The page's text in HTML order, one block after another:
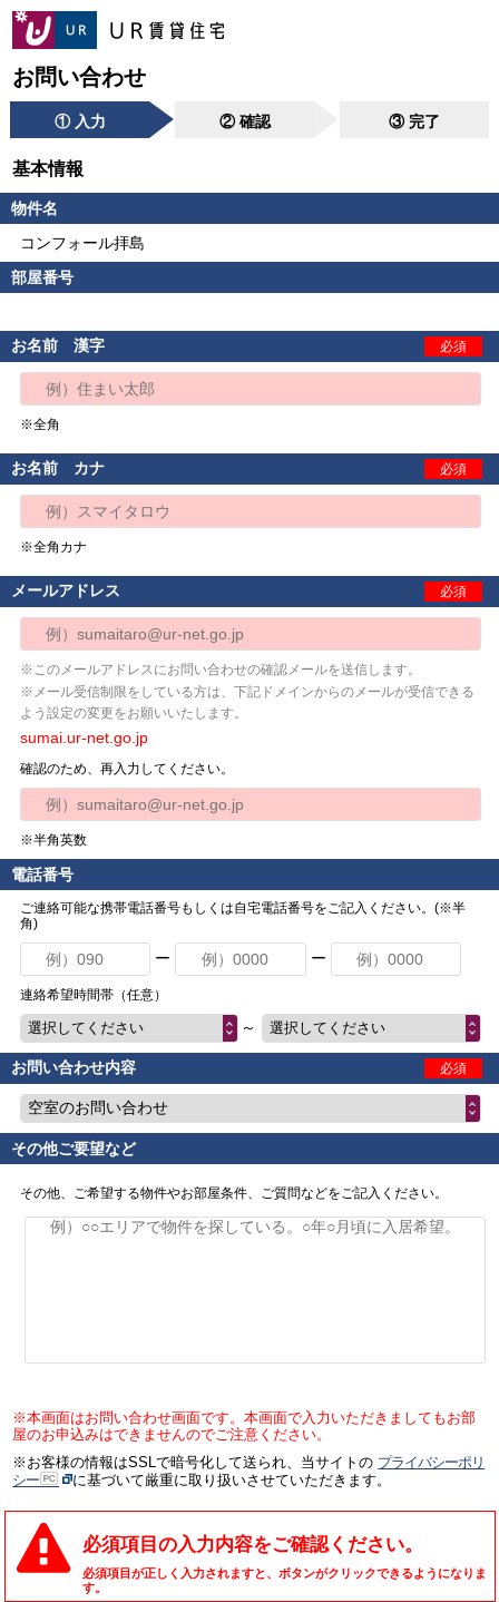
お問い合わせ
① 入力 ② 確認 ③ 完了
基本情報
物件名
コンフォール拝島
部屋番号
お名前 漢字 必須
※全角
お名前 カナ 必須
※全角カナ
メールアドレス 必須
※このメールアドレスにお問い合わせの確認メールを送信します。
※メール受信制限をしている方は、下記ドメインからのメールが受信できる
よう設定の変更をお願いいたします。
sumai.ur-net.go.jp
確認のため、再入力してください。
※半角英数
電話番号
ご連絡可能な携帯電話番号もしくは自宅電話番号をご記入ください。(※半
角)
ー ー
連絡希望時間帯（任意）
選択してください ～ 選択してください
お問い合わせ内容 必須
空室のお問い合わせ
その他ご要望など
その他、ご希望する物件やお部屋条件、ご質問などをご記入ください。
※本画面はお問い合わせ画面です。本画面で入力いただきましてもお部
屋のお申込みはできませんのでご注意ください。
※お客様の情報はSSLで暗号化して送られ、当サイトの プライバシーポリ
シー
に基づいて厳重に取り扱いさせていただきます。
必須項目の入力内容をご確認ください。
必須項目が正しく入力されますと、ボタンがクリックできるようになりま
す。